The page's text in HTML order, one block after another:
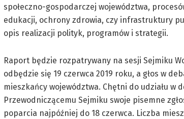
społeczno-gospodarczej województwa,
edukacji, ochrony zdrowia, czy infrastruktury
opis realizacji polityk, programów i strategii.
Raport będzie rozpatrywany na sesji Sejmiku
odbędzie się 19 czerwca 2019 roku, a głos w
mieszkańcy województwa. Chętni do udziału w
Przewodniczącemu Sejmiku swoje pisemne
poparcia najpóźniej do 18 czerwca. Liczba